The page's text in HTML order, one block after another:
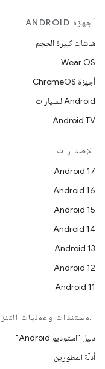
أجهزة ANDROID
شاشات كبيرة الحجم
Wear OS
أجهزة ChromeOS
Android للسيارات
Android TV
الإصدارات
Android 17
Android 16
Android 15
Android 14
Android 13
Android 12
Android 11
المستندات وعمليات
دليل "استوديو Android"
أدلّة المطورين